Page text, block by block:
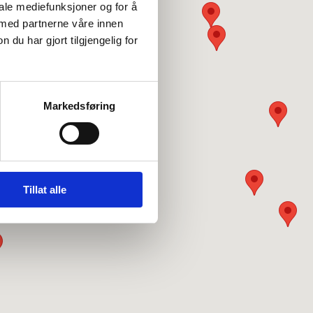
mediefunksjoner og for å
partnerne våre innen
du har gjort tilgjengelig for
Markedsføring
Tillat alle